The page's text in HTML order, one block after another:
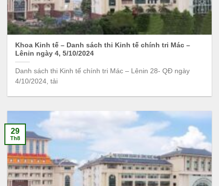
Khoa Kinh tế – Danh sách thi Kinh tế chính tri Mác –
Lênin ngày 4, 5/10/2024
Danh sách thi Kinh tế chính tri Mác – Lênin 28- QĐ ngày
4/10/2024, tải
29
Th8